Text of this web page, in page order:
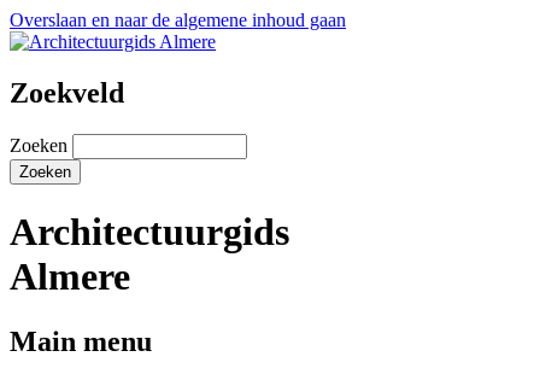
Overslaan en naar de algemene inhoud gaan
Zoekveld
Zoeken
Architectuurgids
Almere
Main menu